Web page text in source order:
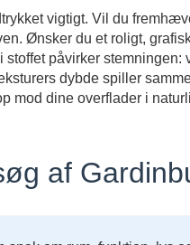
vigtigt. Vil du
Ønsker du et roligt,
påvirker
dybde spiller
mod dine overflader i
af